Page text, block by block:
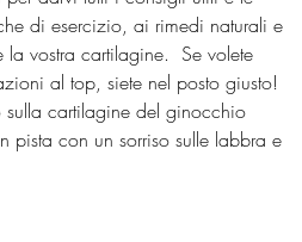
di esercizio, ai rimedi naturali e
vostra cartilagine.  Se volete
al top, siete nel posto giusto!
cartilagine del ginocchio
pista con un sorriso sulle labbra e